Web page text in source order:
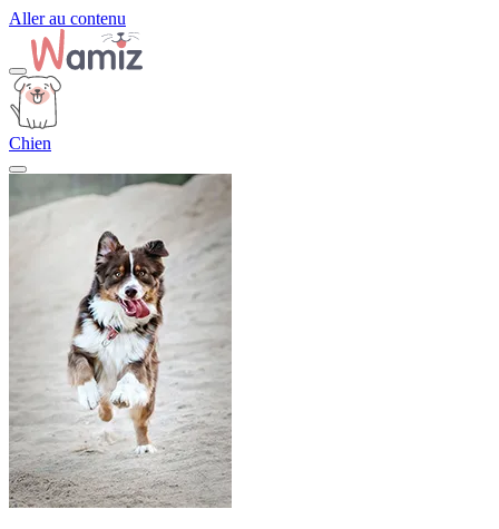
Aller au contenu
Chien